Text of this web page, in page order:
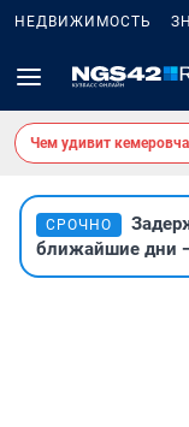
НЕДВИЖИМОСТЬ
Чем удивит
СРОЧНО
ближайшие дни